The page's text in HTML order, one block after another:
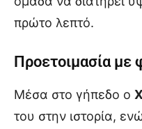
πρώτο λεπτό.
Προετοιμασία με
Μέσα στο γήπεδο ο
του στην ιστορία,